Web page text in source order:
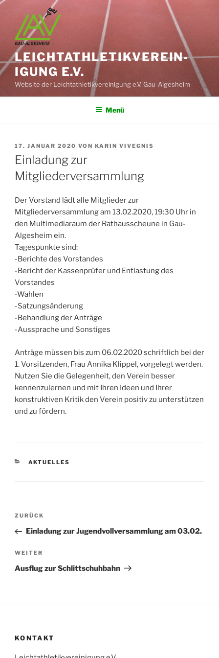
Zum
springen
LEICHT­ATHLETIK­VEREIN­
IGUNG E.V.
Website der Leichtathletikvereinigung e.V. Gau-Algesheim
Menü
VERÖFFENTLICHT
AM
17. JANUAR 2020 VON KARIN VIVEGNIS
Einladung zur
Mitgliederversammlung
Der Vorstand lädt alle Mitglieder zur
Mitgliederversammlung am 13.02.2020, 19:30 Uhr in
den Multimediaraum der Rathausscheune in Gau-
Algesheim ein.
Tagespunkte sind:
-Berichte des Vorstandes
-Bericht der Kassenprüfer und Entlastung des
Vorstandes
-Wahlen
-Satzungsänderung
-Behandlung der Anträge
-Aussprache und Sonstiges
Anträge müssen bis zum 06.02.2020 schriftlich bei der
1. Vorsitzenden, Frau Annika Klippel, vorgelegt werden.
Nutzen Sie die Gelegenheit, den Verein besser
kennenzulernen und mit Ihren Ideen und Ihrer
konstruktiven Kritik den Verein positiv zu unterstützen
und zu fördern.
KATEGORIEN
AKTUELLES
Beitragsnavigation
Vorheriger
Beitrag
ZURÜCK
Einladung zur Jugendvollversammlung am 03.02.
Nächster
Beitrag
WEITER
Ausflug zur Schlittschuhbahn
KONTAKT